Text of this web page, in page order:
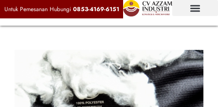
Untuk Pemesanan Hubungi 0853-4169-6151